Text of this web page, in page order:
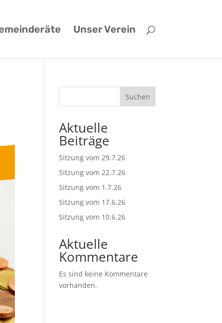
Unser Verein
Suchen
Aktuelle
Beiträge
Sitzung vom 29.7.26
Sitzung vom 22.7.26
Sitzung vom 1.7.26
Sitzung vom 17.6.26
Sitzung vom 10.6.26
Aktuelle
Kommentare
Es sind keine Kommentare
vorhanden.